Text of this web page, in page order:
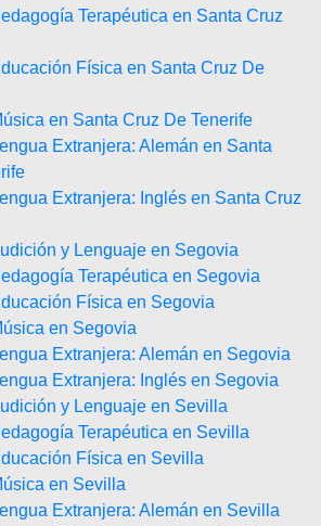
Terapéutica en Santa Cruz
Física en Santa Cruz De
en Santa Cruz De Tenerife
Extranjera: Alemán en Santa
Extranjera: Inglés en Santa Cruz
y Lenguaje en Segovia
Terapéutica en Segovia
Física en Segovia
en Segovia
Extranjera: Alemán en Segovia
Extranjera: Inglés en Segovia
y Lenguaje en Sevilla
Terapéutica en Sevilla
Física en Sevilla
en Sevilla
Extranjera: Alemán en Sevilla